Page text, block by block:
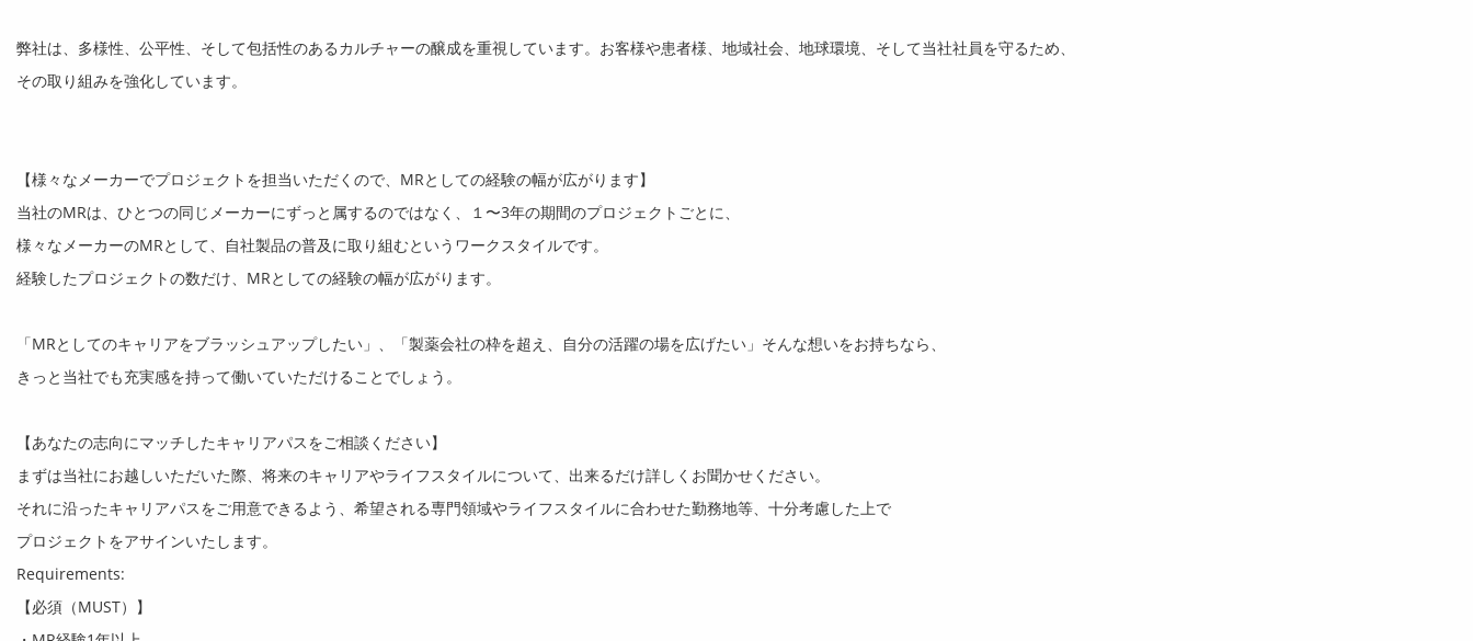
弊社は、多様性、公平性、そして包括性のあるカルチャーの醸成を重視しています。お客様や患者様、地域社会、地球環境、そして当社社員を守るため、
その取り組みを強化しています。
【様々なメーカーでプロジェクトを担当いただくので、 MRとしての経験の幅が広がります】
当社のMRは、ひとつの同じメーカーにずっと属するのではなく、１〜3年の期間のプロジェクトごとに、
様々なメーカーのMRとして、自社製品の普及に取り組むというワークスタイルです。
経験したプロジェクトの数だけ、 MRとしての経験の幅が広がります。
「MRとしてのキャリアをブラッシュアップしたい」、「製薬会社の枠を超え、自分の活躍の場を広げたい」そんな想いをお持ちなら、
きっと当社でも充実感を持って働いていただけることでしょう。
【あなたの志向にマッチしたキャリアパスをご相談ください】
まずは当社にお越しいただいた際、将来のキャリアやライフスタイルについて、出来るだけ詳しくお聞かせください。
それに沿ったキャリアパスをご用意できるよう、希望される専門領域やライフスタイルに合わせた勤務地等、十分考慮した上で
プロジェクトをアサインいたします。
Requirements:
【必須（MUST）】